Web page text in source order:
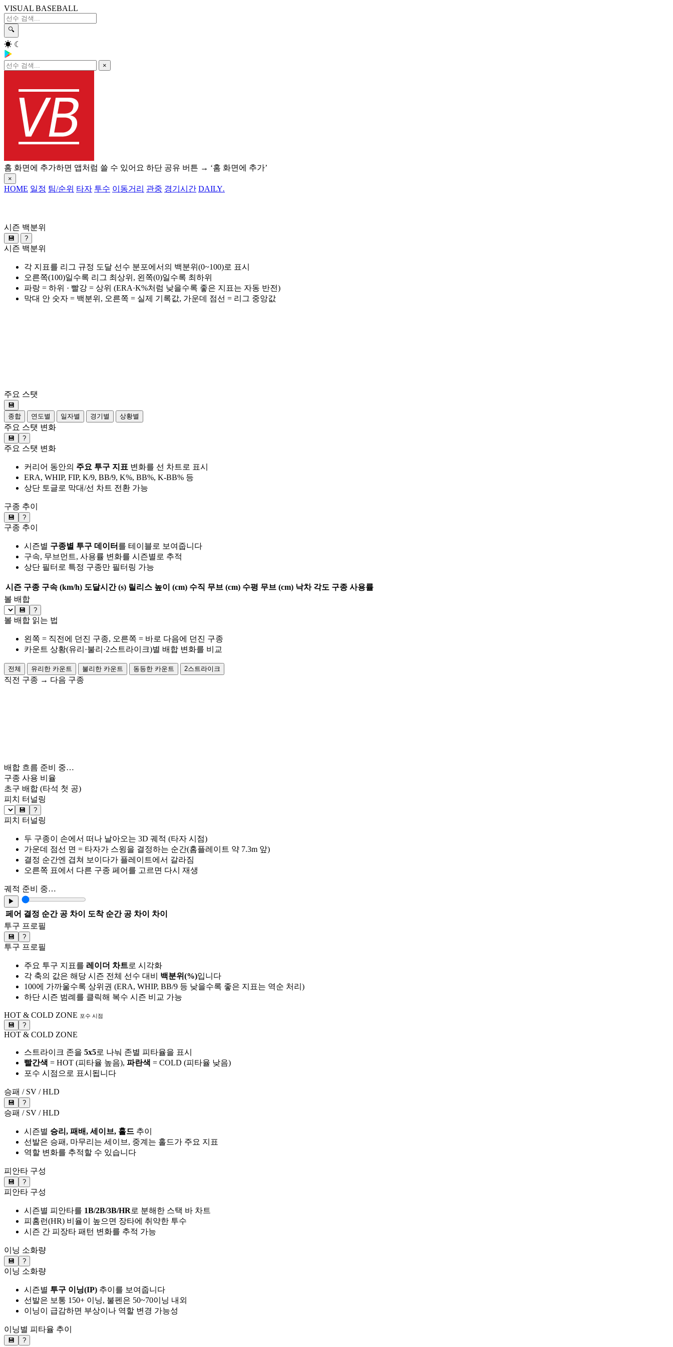
VISUAL BASEBALL
🔍
☀ ☾
×
홈 화면에 추가하면 앱처럼 쓸 수 있어요 하단 공유 버튼 → ‘홈 화면에 추가’
×
HOME 일정 팀/순위 타자 투수 이동거리 관중 경기시간 DAILY.
시즌 백분위
💾 ?
시즌 백분위
각 지표를 리그 규정 도달 선수 분포에서의 백분위(0~100)로 표시
오른쪽(100)일수록 리그 최상위, 왼쪽(0)일수록 최하위
파랑 = 하위 · 빨강 = 상위 (ERA·K%처럼 낮을수록 좋은 지표는 자동 반전)
막대 안 숫자 = 백분위, 오른쪽 = 실제 기록값, 가운데 점선 = 리그 중앙값
주요 스탯
💾
종합
연도별 일자별 경기별 상황별
주요 스탯 변화
💾 ?
주요 스탯 변화
커리어 동안의 주요 투구 지표 변화를 선 차트로 표시
ERA, WHIP, FIP, K/9, BB/9, K%, BB%, K-BB% 등
상단 토글로 막대/선 차트 전환 가능
구종 추이
💾 ?
구종 추이
시즌별 구종별 투구 데이터 를 테이블로 보여줍니다
구속, 무브먼트, 사용률 변화를 시즌별로 추적
상단 필터로 특정 구종만 필터링 가능
시즌 구종 구속 (km/h) 도달시간 (s) 릴리스 높이 (cm) 수직 무브 (cm) 수평 무브 (cm) 낙차 각도 구종 사용률
볼 배합
💾 ?
볼 배합 읽는 법
왼쪽 = 직전에 던진 구종, 오른쪽 = 바로 다음에 던진 구종
카운트 상황(유리·불리·2스트라이크)별 배합 변화를 비교
전체 유리한 카운트 불리한 카운트 동등한 카운트 2스트라이크
직전 구종 → 다음 구종
배합 흐름 준비 중…
구종 사용 비율
초구 배합 (타석 첫 공)
피치 터널링
💾 ?
피치 터널링
두 구종이 손에서 떠나 날아오는 3D 궤적 (타자 시점)
가운데 점선 면 = 타자가 스윙을 결정하는 순간(홈플레이트 약 7.3m 앞)
결정 순간엔 겹쳐 보이다가 플레이트에서 갈라짐
오른쪽 표에서 다른 구종 페어를 고르면 다시 재생
궤적 준비 중…
▶
페어 결정 순간 공 차이 도착 순간 공 차이
차이
투구 프로필
💾 ?
투구 프로필
주요 투구 지표를 레이더 차트로 시각화
각 축의 값은 해당 시즌 전체 선수 대비 백분위(%)입니다
100에 가까울수록 상위권 (ERA, WHIP, BB/9 등 낮을수록 좋은 지표는 역순 처리)
하단 시즌 범례를 클릭해 복수 시즌 비교 가능
HOT & COLD ZONE 포수 시점
💾 ?
HOT & COLD ZONE
스트라이크 존을 5x5로 나눠 존별 피타율을 표시
빨간색 = HOT (피타율 높음), 파란색 = COLD (피타율 낮음)
포수 시점으로 표시됩니다
승패 / SV / HLD
💾 ?
승패 / SV / HLD
시즌별 승리, 패배, 세이브, 홀드 추이
선발은 승패, 마무리는 세이브, 중계는 홀드가 주요 지표
역할 변화를 추적할 수 있습니다
피안타 구성
💾 ?
피안타 구성
시즌별 피안타를 1B/2B/3B/HR로 분해한 스택 바 차트
피홈런(HR) 비율이 높으면 장타에 취약한 투수
시즌 간 피장타 패턴 변화를 추적 가능
이닝 소화량
💾 ?
이닝 소화량
시즌별 투구 이닝(IP) 추이를 보여줍니다
선발은 보통 150+ 이닝, 불펜은 50~70이닝 내외
이닝이 급감하면 부상이나 역할 변경 가능성
이닝별 피타율 추이
💾 ?